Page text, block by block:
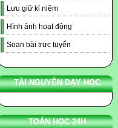
Lưu giữ kỉ niệm
Hình ảnh hoạt động
Soạn bài trực tuyến
TÀI NGUYÊN DẠY HỌC
TOÁN HỌC 24H